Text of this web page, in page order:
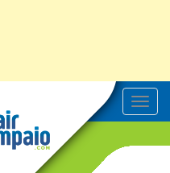
T
o